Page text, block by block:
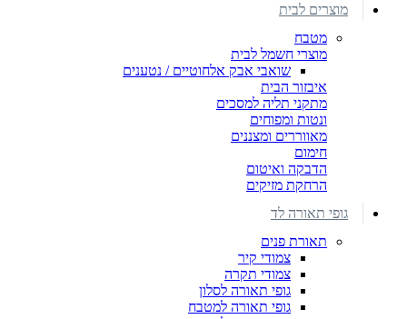
מוצרים לבית
מטבח
מוצרי חשמל לבית
שואבי אבק אלחוטיים / נטענים
איבזור הבית
מתקני תליה למסכים
ונטות ומפוחים
מאווררים ומצננים
חימום
הדבקה ואיטום
הרחקת מזיקים
גופי תאורה לד
תאורת פנים
צמודי קיר
צמודי תקרה
גופי תאורה לסלון
גופי תאורה למטבח